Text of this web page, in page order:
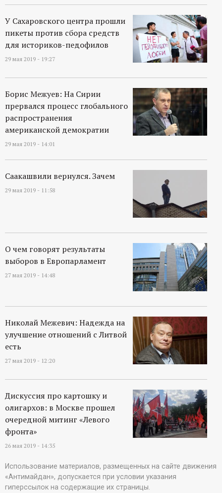
У Сахаровского центра прошли
пикеты против сбора средств
для историков-педофилов
29 мая 2019 - 19:27
Борис Межуев: На Сирии
прервался процесс глобального
распространения
американской демократии
29 мая 2019 - 14:01
Саакашвили вернулся. Зачем
29 мая 2019 - 11:58
О чем говорят результаты
выборов в Европарламент
27 мая 2019 - 14:48
Николай Межевич: Надежда на
улучшение отношений с Литвой
есть
27 мая 2019 - 12:20
Дискуссия про картошку и
олигархов: в Москве прошел
очередной митинг «Левого
фронта»
26 мая 2019 - 14:35
Использование материалов, размещенных на сайте движения
«Антимайдан», допускается при условии указания
гиперссылок на содержащие их страницы.